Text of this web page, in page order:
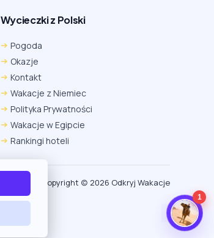
Wycieczki z Polski
Pogoda
Okazje
Kontakt
Wakacje z Niemiec
Polityka Prywatności
Wakacje w Egipcie
Rankingi hoteli
Copyright (c) 2026 Odkryj Wakacje
1
Edge
Ustawienia → Prywatność i bezpieczeństwo → Pliki
cookie innych firm → ustaw „Zezwalaj”.
Na czas rezerwacji nie blokuj cookies i śledzenia dla tej
Na czas rezerwacji nie korzystaj z trybu incognito.